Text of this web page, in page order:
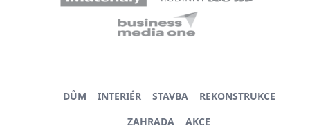
DŮM INTERIÉR STAVBA
REKONSTRUKCE
ZAHRADA
AKCE